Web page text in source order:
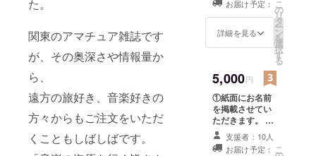
た。
関東のアマチュア雑誌です
が、その奥深さや情報量か
ら、
遠方の旅好き、音楽好きの
方々からもご注文をいただ
くこともしばしばです。
へ留学、
「紛争地」
と呼ばれる
る人々の隣
で現地語を
使って暮ら
してみる。
陽気でのん
びりな友人
ご自身と音楽好
きのお友達用
に、合計2冊お送
め、達成後にお
送りするメッ
セージに必ずお
返事いただけま
すようお願い申
し上げます。
お届け予定：
詳細を見る
こ
の
リ
タ
ー
ン
を
選
択
す
る
5,000円
①紙面にお名前
を掲載させてい
ただきます。 ②
出来上がった雑
誌、パトロン様
支援者：10人
お届け予定： こ